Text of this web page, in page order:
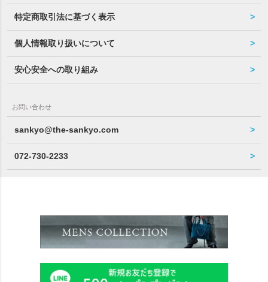
特定商取引法に基づく表示
個人情報取り扱いについて
安心安全への取り組み
お問い合わせ
sankyo@the-sankyo.com
072-730-2233